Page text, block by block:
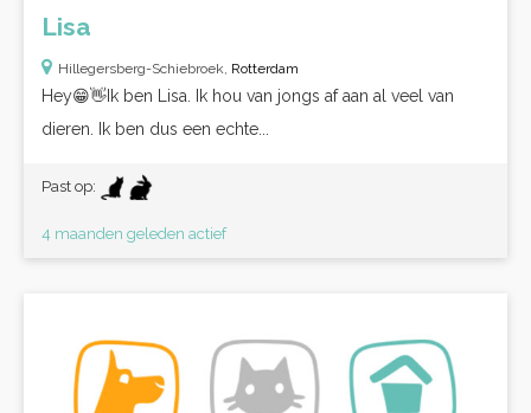
Lisa
Hillegersberg-Schiebroek, Rotterdam
Hey😁👋Ik ben Lisa. Ik hou van jongs af aan al veel van
dieren. Ik ben dus een echte...
Past op:
4 maanden geleden actief